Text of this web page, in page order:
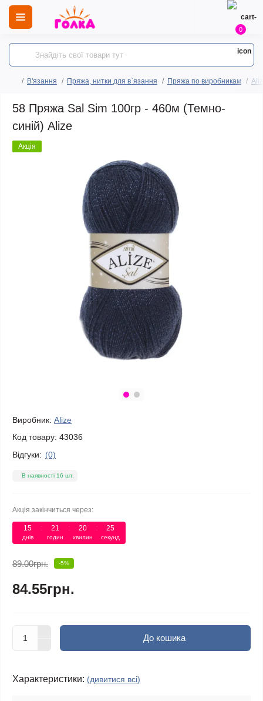
0
В'язання Пряжа, нитки для в`язання Пряжа по виробникам
58 Пряжа Sal Sim 100гр - 460м (Темно-
синій) Alize
Акція
Виробник: Alize
Код товару: 43036
Відгуки: (0)
В наявності 16 шт.
Акція закінчиться через:
15
днів
: 21
годин
: 20
хвилин
: 24
секунд
89.00грн. -5%
84.55грн.
До кошика
Характеристики: (дивитися всі)